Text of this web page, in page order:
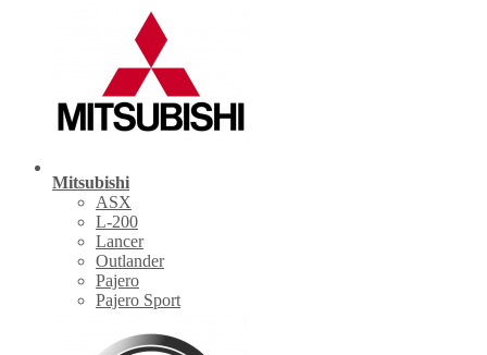
Mitsubishi
ASX
L-200
Lancer
Outlander
Pajero
Pajero Sport